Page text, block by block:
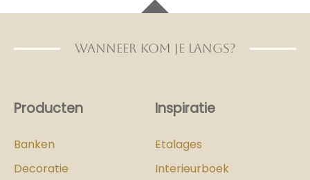
WANNEER KOM JE LANGS?
Producten
Banken
Decoratie
Inspiratie
Etalages
Interieurboek